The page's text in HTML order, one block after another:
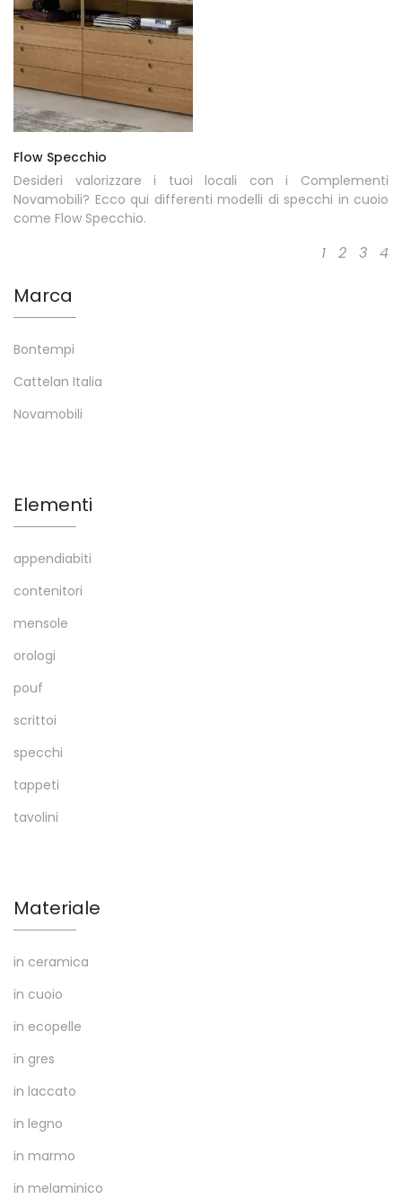
Flow Specchio
Desideri valorizzare i tuoi locali con i Complementi
Novamobili? Ecco qui differenti modelli di specchi in cuoio
come Flow Specchio.
1 2 3 4
Marca
Bontempi
Cattelan Italia
Novamobili
Elementi
appendiabiti
contenitori
mensole
orologi
pouf
scrittoi
specchi
tappeti
tavolini
Materiale
in ceramica
in cuoio
in ecopelle
in gres
in laccato
in legno
in marmo
in melaminico